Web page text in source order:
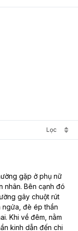
Lọc
gặp ở phụ nữ
nhân. Bên cạnh đó
gây chuột rút
ngửa, đè ép thần
Khi về đêm, nằm
kinh dẫn đến chi